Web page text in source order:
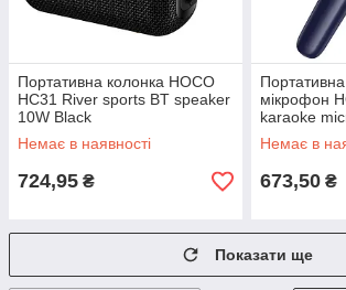
Портативна колонка HOCO
HC31 River sports BT speaker
10W Black
Немає в наявності
724,95 ₴
мікрофон
karaoke
Немає в
673,50 ₴
Показати ще